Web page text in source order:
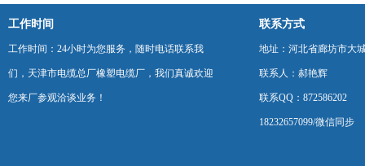
工作时间
工作时间：24小时为您服务，随时电话联系我
们，天津市电缆总厂橡塑电缆厂，我们真诚欢迎
您来厂参观洽谈业务！
联系方式
地址：河北省廊坊市大
联系人：郝艳辉
联系QQ：872586202
18232657099/微信同步